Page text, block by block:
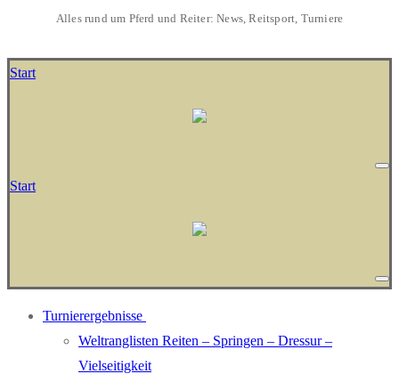
Alles rund um Pferd und Reiter: News, Reitsport, Turniere
Start
Start
Turnierergebnisse
Weltranglisten Reiten – Springen – Dressur –
Vielseitigkeit